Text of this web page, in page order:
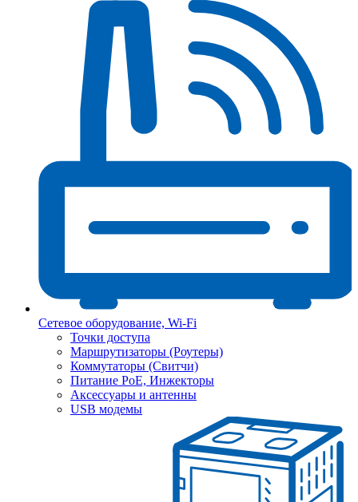
Сетевое оборудование, Wi-Fi
Точки доступа
Маршрутизаторы (Роутеры)
Коммутаторы (Свитчи)
Питание PoE, Инжекторы
Аксессуары и антенны
USB модемы